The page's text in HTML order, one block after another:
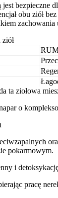
bezpieczne
obu ziół
zachowania
ta ziołowa
o
pokarmowym.
i
pracę